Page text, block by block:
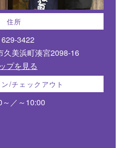
住所
3422
久美浜町湊宮2098-16
プを見る
/チェックアウト
～／～10:00